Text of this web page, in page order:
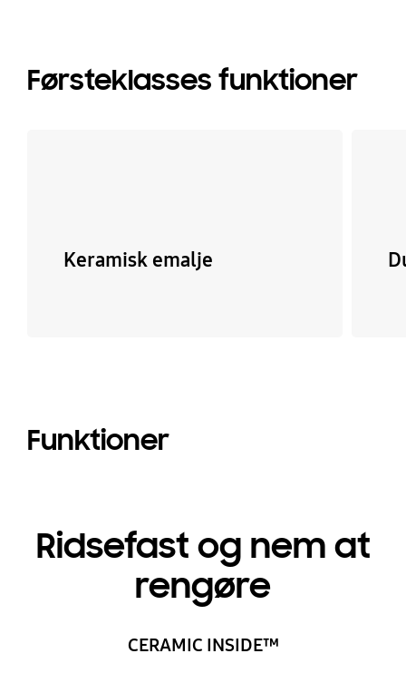
Førsteklasses funktioner
Keramisk emalje
Funktioner
Ridsefast og nem at
rengøre
CERAMIC INSIDE™